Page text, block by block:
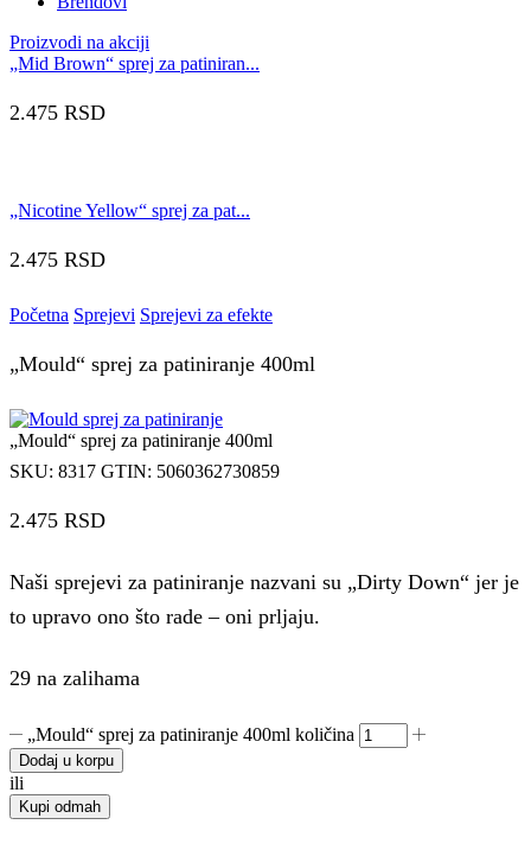
Proizvodi na akciji
„Mid Brown“ sprej za patiniran...
2.475 RSD
„Nicotine Yellow“ sprej za pat...
2.475 RSD
Početna Sprejevi Sprejevi za efekte
„Mould“ sprej za patiniranje 400ml
„Mould“ sprej za patiniranje 400ml
SKU: 8317 GTIN: 5060362730859
2.475 RSD
Naši sprejevi za patiniranje nazvani su „Dirty Down“ jer je
to upravo ono što rade – oni prljaju.
29 na zalihama
„Mould“ sprej za patiniranje 400ml količina
Dodaj u korpu
ili
Kupi odmah